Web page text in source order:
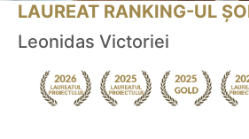
LAUREAT RANKING-UL
Leonidas Victoriei